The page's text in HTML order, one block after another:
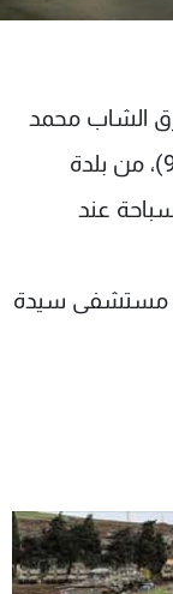
الشاب محمد
أديب عواد، والدته وفاء (مواليد العام 93)، من بلدة
عند
مستشفى سيدة